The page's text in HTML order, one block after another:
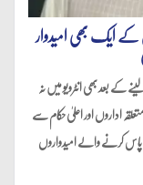
کے ایک بھی امیدوار
ڈویژن کے امیدوار کا 286/288 مارکس لینے کے بعد بھی انٹرویو میں نہ
اداروں اور اعلیٰ حکام سے
پاس کرنے والے امیدواروں